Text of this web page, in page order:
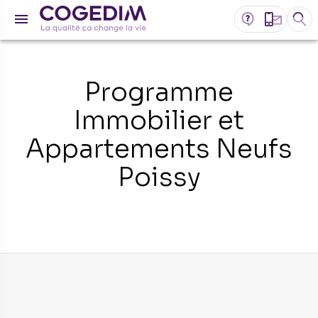
Programme
Immobilier et
Appartements Neufs
Poissy